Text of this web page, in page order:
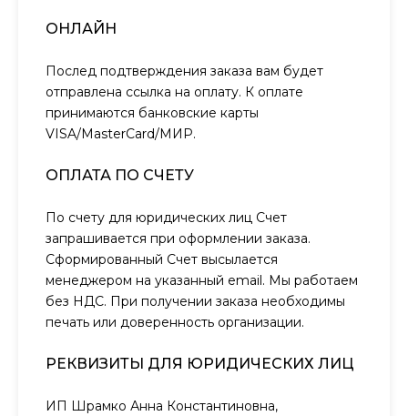
ОНЛАЙН
Послед подтверждения заказа вам будет
отправлена ссылка на оплату. К оплате
принимаются банковские карты
VISA/MasterCard/МИР.
ОПЛАТА ПО СЧЕТУ
По счету для юридических лиц Счет
запрашивается при оформлении заказа.
Сформированный Счет высылается
менеджером на указанный email. Мы работаем
без НДС. При получении заказа необходимы
печать или доверенность организации.
РЕКВИЗИТЫ ДЛЯ ЮРИДИЧЕСКИХ ЛИЦ
ИП Шрамко Анна Константиновна,